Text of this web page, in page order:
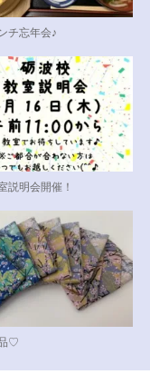
チ忘年会♪
説明会開催！
♡